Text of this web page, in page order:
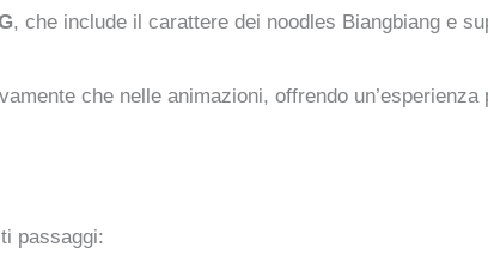
, che include il carattere dei noodles Biangbiang e
che nelle animazioni, offrendo un’esperienza
passaggi: